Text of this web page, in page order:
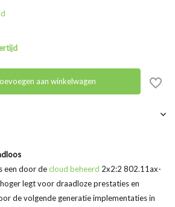
aan winkelwagen
een door decloud beheerd 2x2:2 802.11ax-
legt voor draadloze prestaties en
de volgende generatie implementaties in